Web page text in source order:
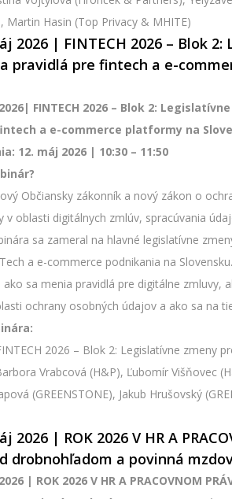
Martin Hasin (Top Privacy & MHITE)
2026 | FINTECH 2026 – Blok
pravidlá pre fintech a e-
FINTECH 2026 – Blok 2:
a e-commerce platformy na
12. máj 2026 | 10:30 – 11:50
Občiansky zákonník a nový zákon o
v oblasti digitálnych zmlúv, spracúvania
sa zameral na hlavné legislatívne
a e-commerce podnikania na
sa menia pravidlá pre digitálne zmluvy,
ochrany osobných údajov a ako sa na
2026 – Blok 2: Legislatívne zmeny
Vrabcová (H&P), Ľubomír Višňovec
(GREENSTONE), Jakub Hrušovský
2026 | ROK 2026 V HR A
drobnohľadom a povinná
| ROK 2026 V HR A PRACOVNOM